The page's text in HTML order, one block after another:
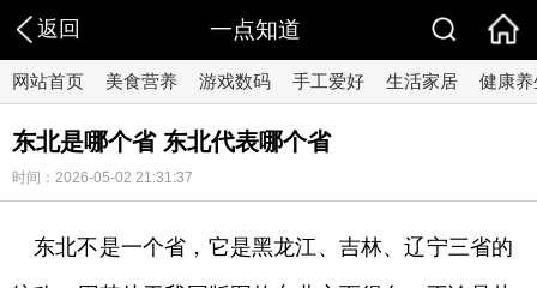
返回 一点知道
网站首页 美食营养 游戏数码 手工爱好 生活家居 健康养
东北是哪个省 东北代表哪个省
时间：2026-05-02 21:31:37
东北不是一个省，它是黑龙江、吉林、辽宁三省的